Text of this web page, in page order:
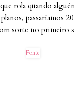
rola quando
passaríamos
sorte no primeiro
Fonte